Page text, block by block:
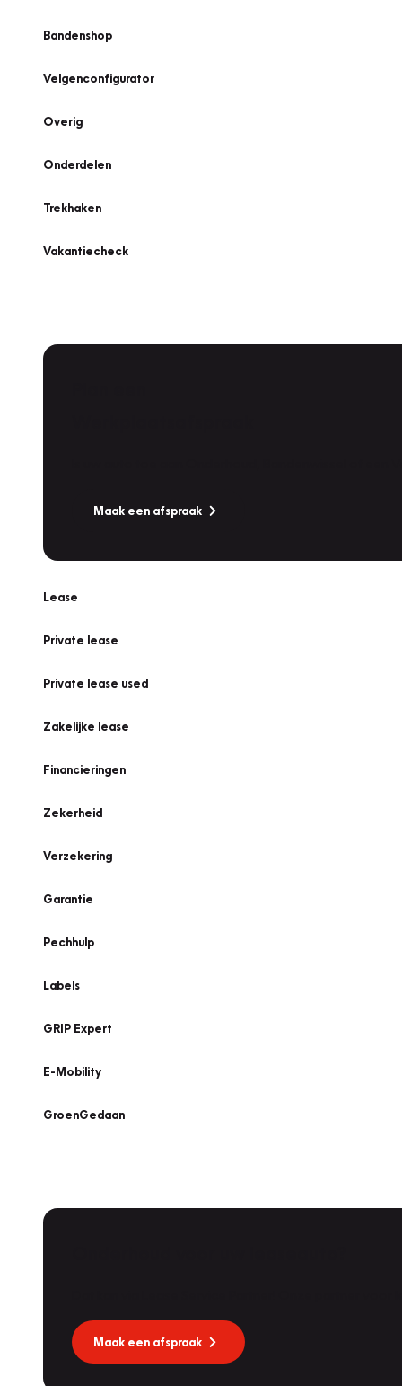
Bandenshop
Velgenconfigurator
Overig
Onderdelen
Trekhaken
Vakantiecheck
Maak een afspraak
Lease
Private lease
Private lease used
Zakelijke lease
Financieringen
Zekerheid
Verzekering
Garantie
Pechhulp
Labels
GRIP Expert
E-Mobility
GroenGedaan
Maak een afspraak
Nu geopend tot 17:30